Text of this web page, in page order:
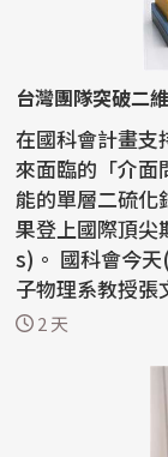
台灣團隊突破二
在國科會計畫支
來面臨的「介面
能的單層二硫
果登上國際頂
s)。 國科會今天(6日)發布新聞稿表示，陽明交通大學電
子物理系教授
u...2 天